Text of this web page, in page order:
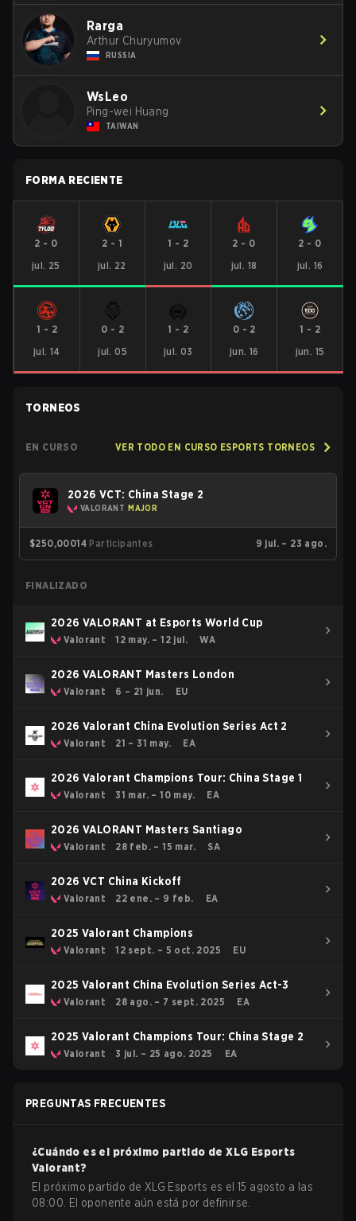
Rarga
Arthur Churyumov
RUSSIA
WsLeo
Ping-wei Huang
TAIWAN
FORMA RECIENTE
2 - 0
jul. 25
2 - 1
jul. 22
1 - 2
jul. 20
2 - 0
jul. 18
2 - 0
jul. 16
1 - 2
jul. 14
0 - 2
jul. 05
1 - 2
jul. 03
0 - 2
jun. 16
1 - 2
jun. 15
TORNEOS
EN CURSO VER TODO EN CURSO ESPORTS TORNEOS
2026 VCT: China Stage 2
VALORANT MAJOR
$250,00014 Participantes 9 jul. – 23 ago.
FINALIZADO
2026 VALORANT at Esports World Cup
Valorant 12 may. – 12 jul. WA
2026 VALORANT Masters London
Valorant 6 – 21 jun. EU
2026 Valorant China Evolution Series Act 2
Valorant 21 – 31 may. EA
2026 Valorant Champions Tour: China Stage 1
Valorant 31 mar. – 10 may. EA
2026 VALORANT Masters Santiago
Valorant 28 feb. – 15 mar. SA
2026 VCT China Kickoff
Valorant 22 ene. – 9 feb. EA
2025 Valorant Champions
Valorant 12 sept. – 5 oct. 2025 EU
2025 Valorant China Evolution Series Act-3
Valorant 28 ago. – 7 sept. 2025 EA
2025 Valorant Champions Tour: China Stage 2
Valorant 3 jul. – 25 ago. 2025 EA
PREGUNTAS FRECUENTES
¿Cuándo es el próximo partido deXLG Esports
Valorant?
El próximo partido de XLG Esports es el 15 agosto a las
08:00. El oponente aún está por definirse.